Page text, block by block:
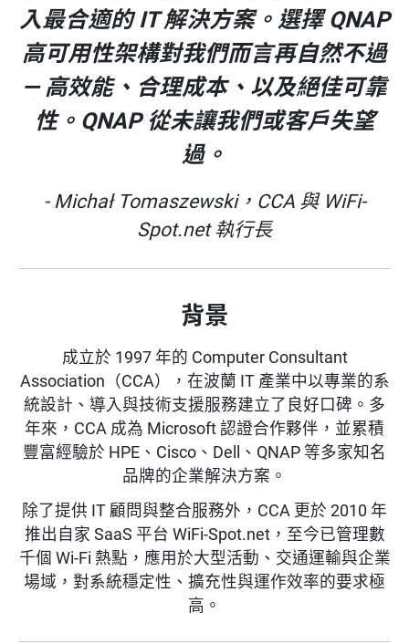
入最合適的 IT 解決方案。選擇 QNAP
高可用性架構對我們而言再自然不過
— 高效能、合理成本、以及絕佳可靠
性。QNAP 從未讓我們或客戶失望
過。
- Michał Tomaszewski，CCA 與 WiFi-
Spot.net 執行長
背景
成立於 1997 年的 Computer Consultant
Association（CCA），在波蘭 IT 產業中以專業的系
統設計、導入與技術支援服務建立了良好口碑。多
年來，CCA 成為 Microsoft 認證合作夥伴，並累積
豐富經驗於 HPE、Cisco、Dell、QNAP 等多家知名
品牌的企業解決方案。
除了提供 IT 顧問與整合服務外，CCA 更於 2010 年
推出自家 SaaS 平台 WiFi-Spot.net，至今已管理數
千個 Wi-Fi 熱點，應用於大型活動、交通運輸與企業
場域，對系統穩定性、擴充性與運作效率的要求極
高。